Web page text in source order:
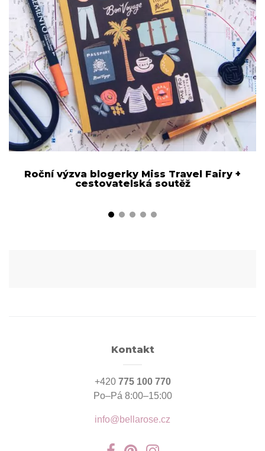
Roční výzva blogerky Miss Travel Fairy +
cestovatelská soutěž
Kontakt
+420 775 100 770
Po–Pá 8:00–15:00
info@bellarose.cz